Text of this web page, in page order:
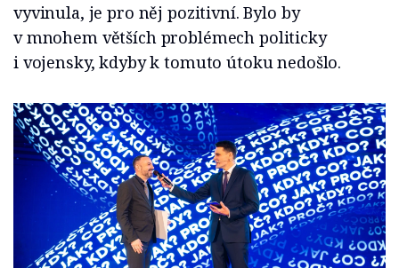
vyvinula, je pro něj pozitivní. Bylo by
v mnohem větších problémech politicky
i vojensky, kdyby k tomuto útoku nedošlo.